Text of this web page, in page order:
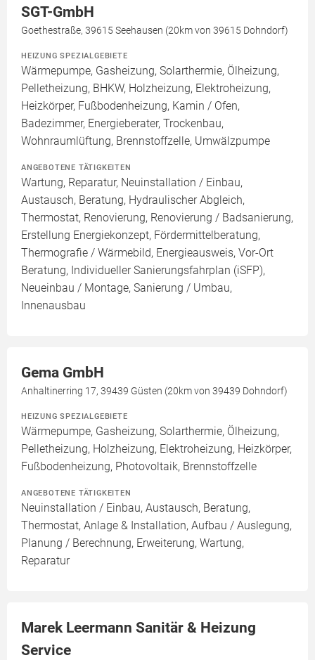
SGT-GmbH
Goethestraße, 39615 Seehausen (20km von 39615 Dohndorf)
HEIZUNG SPEZIALGEBIETE
Wärmepumpe, Gasheizung, Solarthermie, Ölheizung,
Pelletheizung, BHKW, Holzheizung, Elektroheizung,
Heizkörper, Fußbodenheizung, Kamin / Ofen,
Badezimmer, Energieberater, Trockenbau,
Wohnraumlüftung, Brennstoffzelle, Umwälzpumpe
ANGEBOTENE TÄTIGKEITEN
Wartung, Reparatur, Neuinstallation / Einbau,
Austausch, Beratung, Hydraulischer Abgleich,
Thermostat, Renovierung, Renovierung / Badsanierung,
Erstellung Energiekonzept, Fördermittelberatung,
Thermografie / Wärmebild, Energieausweis, Vor-Ort
Beratung, Individueller Sanierungsfahrplan (iSFP),
Neueinbau / Montage, Sanierung / Umbau,
Innenausbau
Gema GmbH
Anhaltinerring 17, 39439 Güsten (20km von 39439 Dohndorf)
HEIZUNG SPEZIALGEBIETE
Wärmepumpe, Gasheizung, Solarthermie, Ölheizung,
Pelletheizung, Holzheizung, Elektroheizung, Heizkörper,
Fußbodenheizung, Photovoltaik, Brennstoffzelle
ANGEBOTENE TÄTIGKEITEN
Neuinstallation / Einbau, Austausch, Beratung,
Thermostat, Anlage & Installation, Aufbau / Auslegung,
Planung / Berechnung, Erweiterung, Wartung,
Reparatur
Marek Leermann Sanitär & Heizung
Service